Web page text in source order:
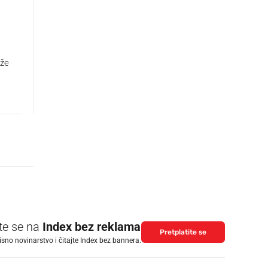
se na Index bez reklama
novinarstvo i čitajte Index bez bannera.
Pretplatite se